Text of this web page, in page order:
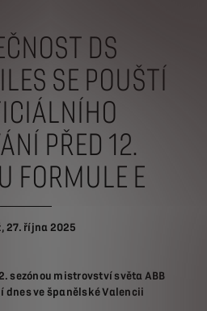
DS
SE POUŠTÍ
PŘED 12.
FORMULE E
27. října 2025
sezónou mistrovství světa ABB
dnes ve španělské Valencii